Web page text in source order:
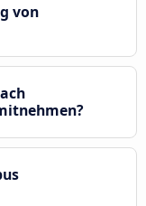
von